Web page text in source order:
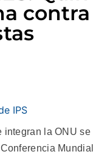
IPS
integran la ONU